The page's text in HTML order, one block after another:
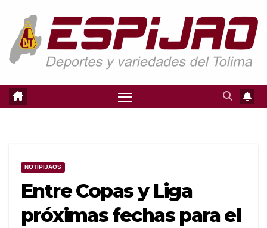
contenido
NOTIPIJAOS
Entre Copas y Liga
próximas fechas para el